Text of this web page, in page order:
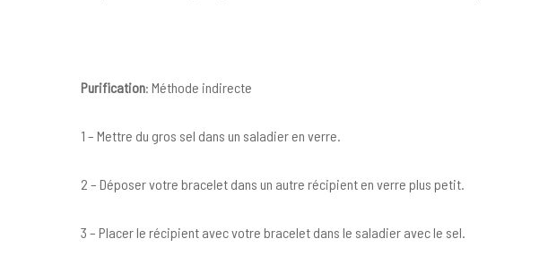
Purification: Méthode indirecte
1 – Mettre du gros sel dans un saladier en verre.
2 – Déposer votre bracelet dans un autre récipient en verre plus petit.
3 – Placer le récipient avec votre bracelet dans le saladier avec le sel.